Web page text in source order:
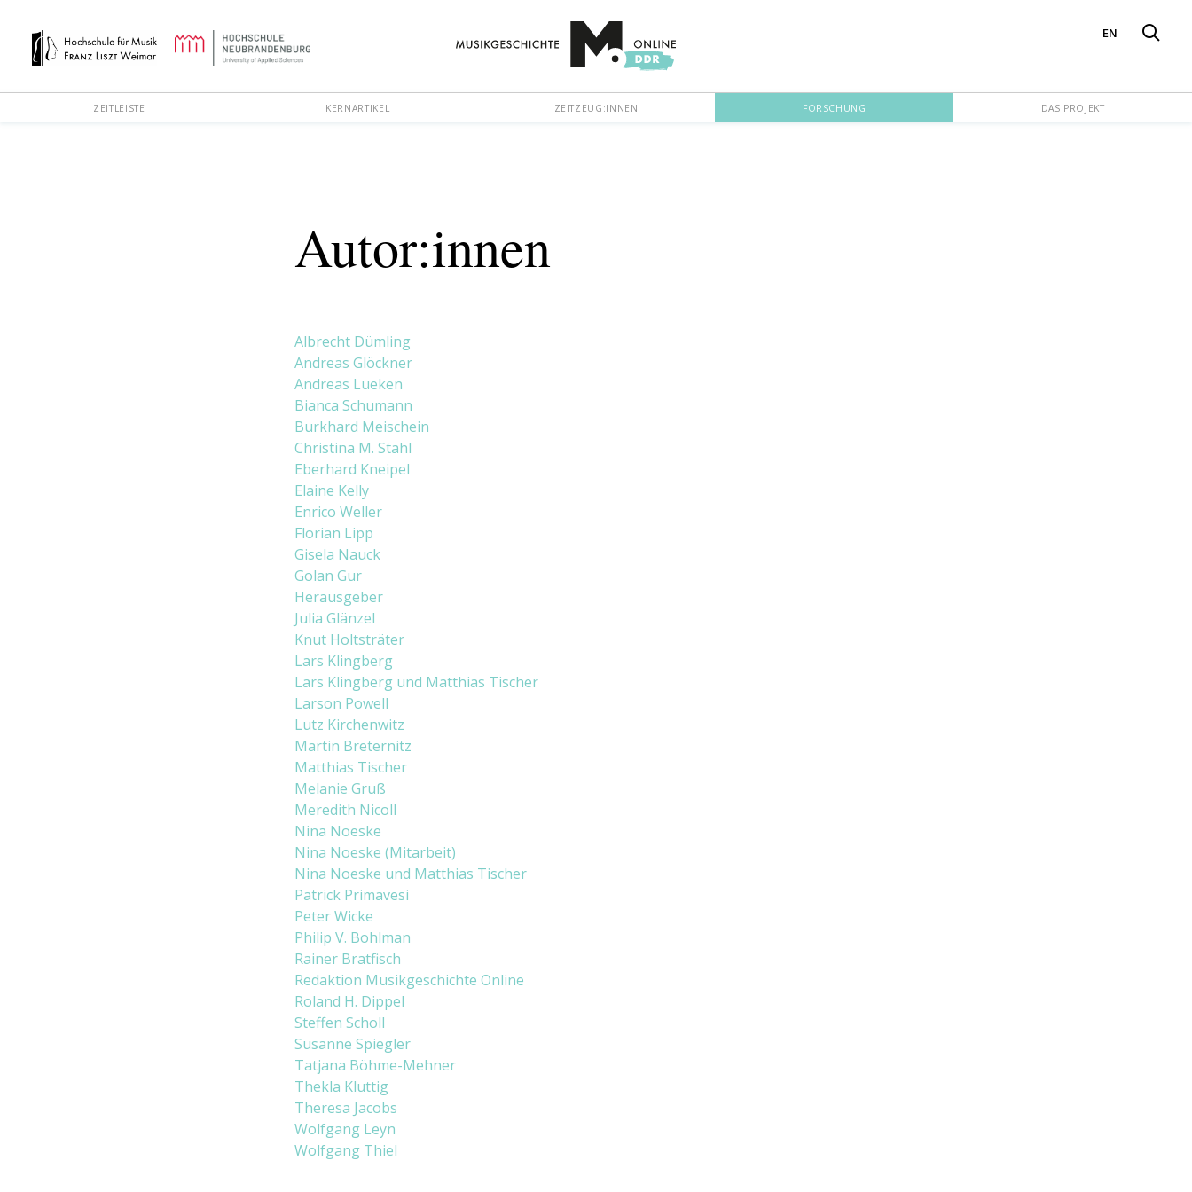
EN
ZEITLEISTE KERNARTIKEL ZEITZEUG:INNEN FORSCHUNG DAS PROJEKT
Autor:innen
Albrecht Dümling
Andreas Glöckner
Andreas Lueken
Bianca Schumann
Burkhard Meischein
Christina M. Stahl
Eberhard Kneipel
Elaine Kelly
Enrico Weller
Florian Lipp
Gisela Nauck
Golan Gur
Herausgeber
Julia Glänzel
Knut Holtsträter
Lars Klingberg
Lars Klingberg und Matthias Tischer
Larson Powell
Lutz Kirchenwitz
Martin Breternitz
Matthias Tischer
Melanie Gruß
Meredith Nicoll
Nina Noeske
Nina Noeske (Mitarbeit)
Nina Noeske und Matthias Tischer
Patrick Primavesi
Peter Wicke
Philip V. Bohlman
Rainer Bratfisch
Redaktion Musikgeschichte Online
Roland H. Dippel
Steffen Scholl
Susanne Spiegler
Tatjana Böhme-Mehner
Thekla Kluttig
Theresa Jacobs
Wolfgang Leyn
Wolfgang Thiel